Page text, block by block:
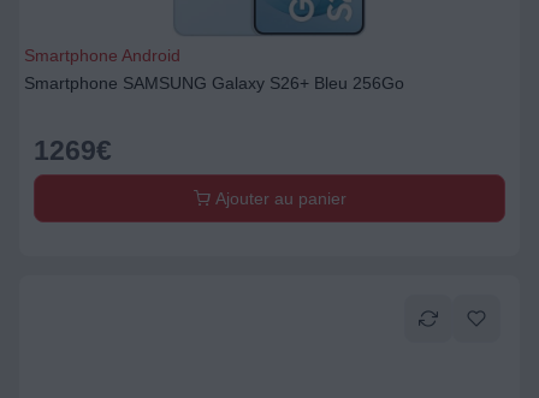
Smartphone Android
Smartphone SAMSUNG Galaxy S26+ Bleu 256Go
1269€
Ajouter au panier